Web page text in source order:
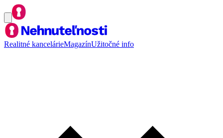
Realitné kancelárieMagazínUžitočné info